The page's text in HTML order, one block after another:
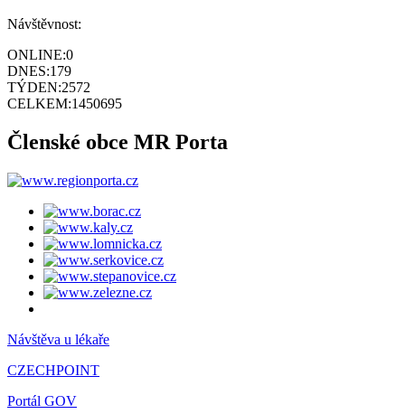
Návštěvnost:
ONLINE:0
DNES:179
TÝDEN:2572
CELKEM:1450695
Členské obce MR Porta
Návštěva u lékaře
CZECHPOINT
Portál GOV